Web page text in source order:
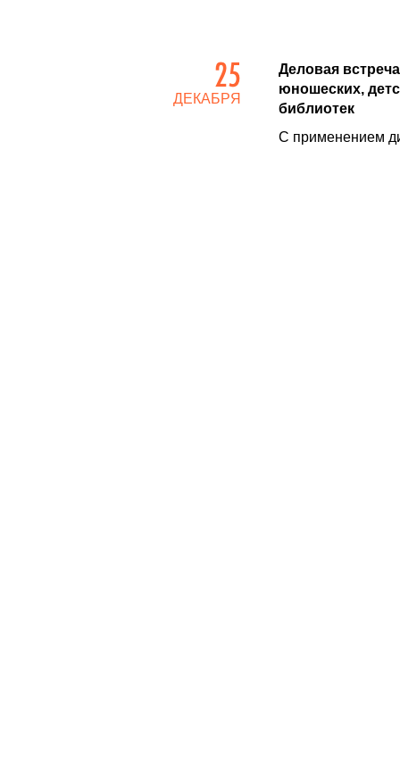
25
ДЕКАБРЯ
Деловая
юношеских,
библиотек
С применением